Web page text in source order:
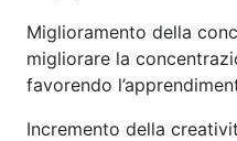
Miglioramento della
migliorare la
favorendo
Incremento della